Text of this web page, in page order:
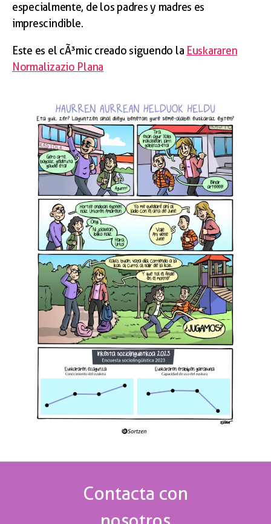
especialmente, de los padres y madres es
imprescindible.
Este es el cÃ³mic creado siguendo la Euskararen
Normalizazio Plana
Contacta con